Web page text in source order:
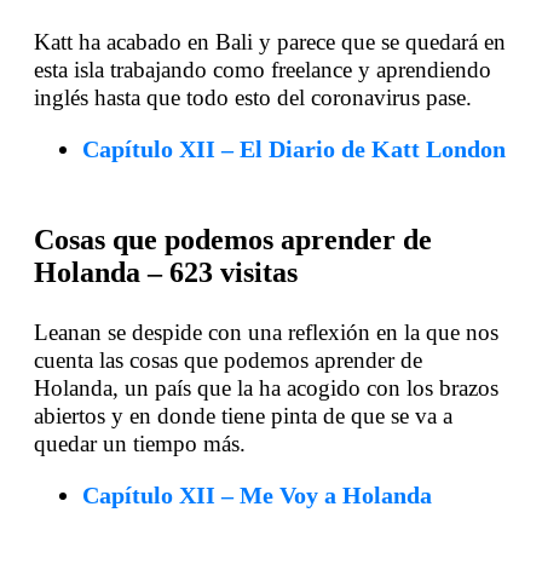
Katt ha acabado en Bali y parece que se quedará en
esta isla trabajando como freelance y aprendiendo
inglés hasta que todo esto del coronavirus pase.
Capítulo XII – El Diario de Katt London
Cosas que podemos aprender de
Holanda – 623 visitas
Leanan se despide con una reflexión en la que nos
cuenta las cosas que podemos aprender de
Holanda, un país que la ha acogido con los brazos
abiertos y en donde tiene pinta de que se va a
quedar un tiempo más.
Capítulo XII – Me Voy a Holanda